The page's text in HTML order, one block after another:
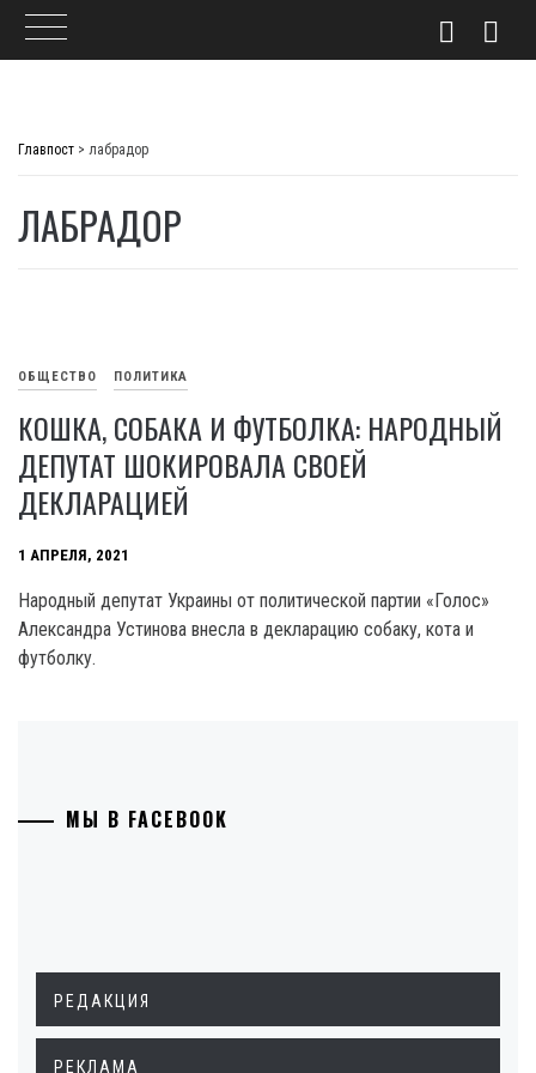
Главпост > лабрадор
ЛАБРАДОР
ОБЩЕСТВО ПОЛИТИКА
КОШКА, СОБАКА И ФУТБОЛКА: НАРОДНЫЙ
ДЕПУТАТ ШОКИРОВАЛА СВОЕЙ
ДЕКЛАРАЦИЕЙ
1 АПРЕЛЯ, 2021
Народный депутат Украины от политической партии «Голос»
Александра Устинова внесла в декларацию собаку, кота и
футболку.
МЫ В FACEBOOK
РЕДАКЦИЯ
РЕКЛАМА